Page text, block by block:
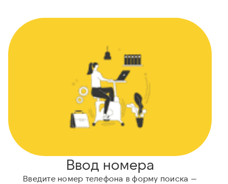
Ввод номера
Введите номер телефона в форму поиска —